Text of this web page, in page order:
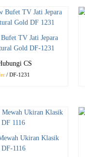
TV Jati Jepara
Gold DF-1231
CS
/ DF-1231
Ukiran Klasik
DF-1116